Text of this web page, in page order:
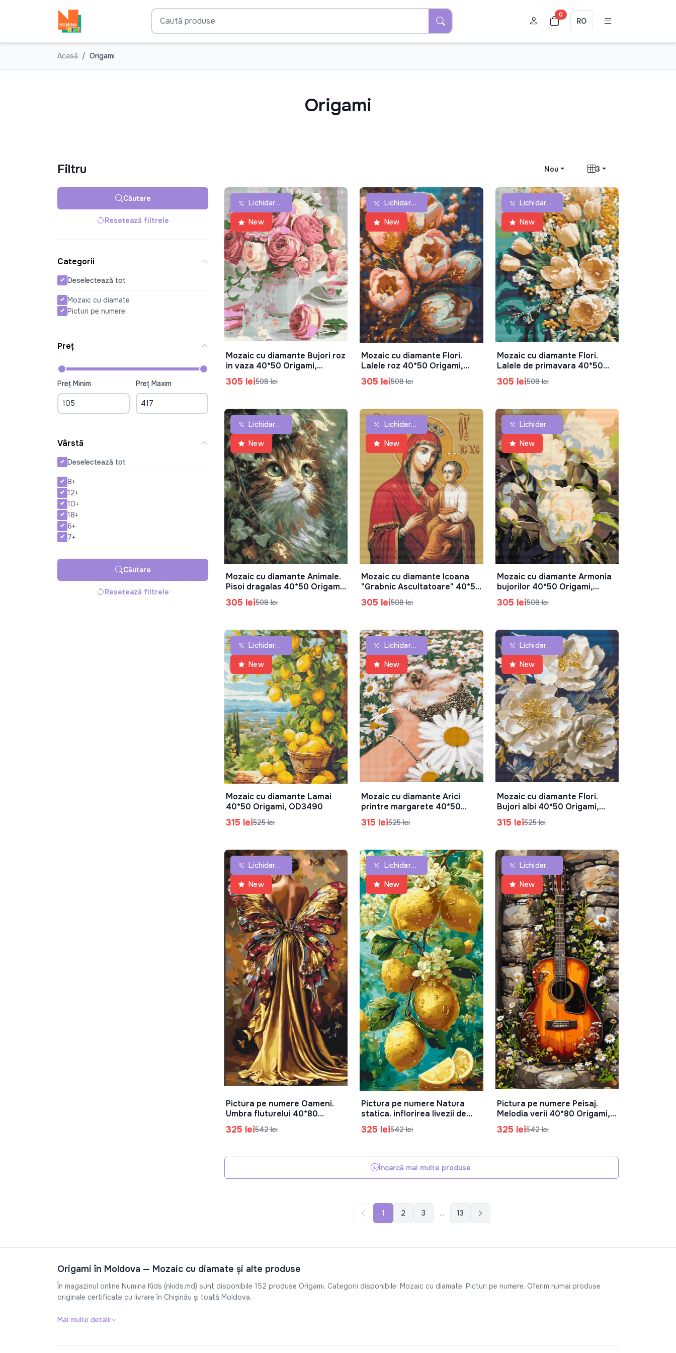
0
RO
Acasă Origami
Origami
Filtru
Căutare
Resetează filtrele
Categorii
Deselectează tot
Mozaic cu diamate
Picturi pe numere
Preț
Preț Minim Preț Maxim
Vârstă
Deselectează tot
8+
12+
10+
18+
6+
7+
Căutare
Resetează filtrele
Nou 3
Lichidare De Stoc
New
În Coș
Mozaic cu diamante Bujori roz
in vaza 40*50 Origami,
OD3069
305 lei508 lei
Lichidare De Stoc
New
În Coș
Mozaic cu diamante Flori.
Lalele roz 40*50 Origami,
OD3304
305 lei508 lei
Lichidare De Stoc
New
În Coș
Mozaic cu diamante Flori.
Lalele de primavara 40*50
Origami, OD3178-01
305 lei508 lei
Lichidare De Stoc
New
În Coș
Mozaic cu diamante Animale.
Pisoi dragalas 40*50 Origami,
OD2002-01
305 lei508 lei
Lichidare De Stoc
New
În Coș
Mozaic cu diamante Icoana
"Grabnic Ascultatoare" 40*50
Origami, OD6024
305 lei508 lei
Lichidare De Stoc
New
În Coș
Mozaic cu diamante Armonia
bujorilor 40*50 Origami,
OD3533
305 lei508 lei
Lichidare De Stoc
New
În Coș
Mozaic cu diamante Lamai
40*50 Origami, OD3490
315 lei525 lei
Lichidare De Stoc
New
În Coș
Mozaic cu diamante Arici
printre margarete 40*50
Origami, OD3086
315 lei525 lei
Lichidare De Stoc
New
În Coș
Mozaic cu diamante Flori.
Bujori albi 40*50 Origami,
OD30410
315 lei525 lei
Lichidare De Stoc
New
În Coș
Pictura pe numere Oameni.
Umbra fluturelui 40*80
Origami, LW5201
325 lei542 lei
Lichidare De Stoc
New
În Coș
Pictura pe numere Natura
statica. inflorirea livezii de
lamai 40*80 Origami, LW5198
325 lei542 lei
Lichidare De Stoc
New
În Coș
Pictura pe numere Peisaj.
Melodia verii 40*80 Origami,
LW5153
325 lei542 lei
Încarcă mai multe produse
1 2 3 ... 13
Origami în Moldova — Mozaic cu diamate și alte produse
În magazinul online Numina Kids (nkids.md) sunt disponibile 152 produse Origami. Categorii disponibile: Mozaic cu diamate, Picturi pe numere. Oferim numai produse
originale certificate cu livrare în Chișinău și toată Moldova.
Mai multe detalii